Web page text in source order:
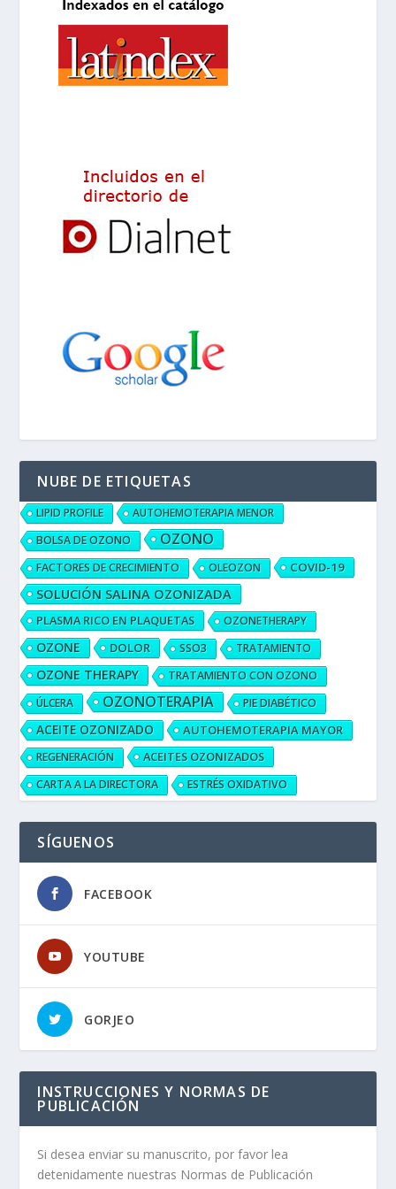
NUBE DE ETIQUETAS
LIPID PROFILE
AUTOHEMOTERAPIA MENOR
BOLSA DE OZONO
OZONO
FACTORES DE CRECIMIENTO OLEOZON COVID-19
SOLUCIÓN SALINA OZONIZADA
PLASMA RICO EN PLAQUETAS OZONETHERAPY
OZONE DOLOR SSO3 TRATAMIENTO
OZONE THERAPY
TRATAMIENTO CON OZONO
ÚLCERA
OZONOTERAPIA PIE DIABÉTICO
ACEITE OZONIZADO AUTOHEMOTERAPIA MAYOR
REGENERACIÓN ACEITES OZONIZADOS
CARTA A LA DIRECTORA ESTRÉS OXIDATIVO
SÍGUENOS
FACEBOOK
YOUTUBE
GORJEO
INSTRUCCIONES Y NORMAS DE
PUBLICACIÓN
Si desea enviar su manuscrito, por favor lea
detenidamente nuestras Normas de Publicación